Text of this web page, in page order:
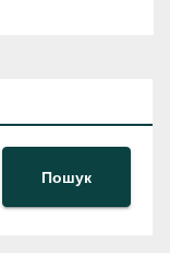
Пошук